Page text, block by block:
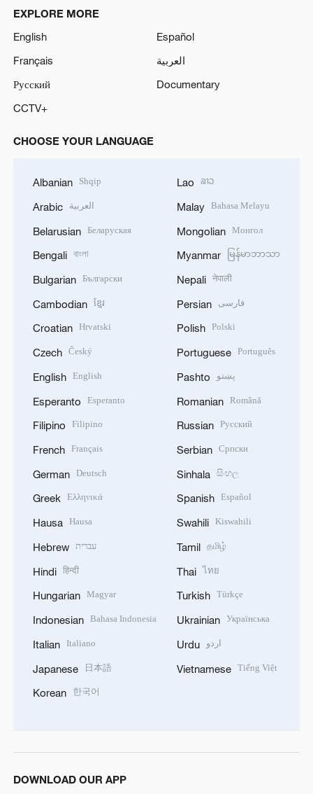
EXPLORE MORE
English
Español
Français
العربية
Русский
Documentary
CCTV+
CHOOSE YOUR LANGUAGE
Albanian Shqip
Arabic العربية
Belarusian Беларуская
Bengali বাংলা
Bulgarian Български
Cambodian ខ្មែរ
Croatian Hrvatski
Czech Český
English English
Esperanto Esperanto
Filipino Filipino
French Français
German Deutsch
Greek Ελληνικά
Hausa Hausa
Hebrew עברית
Hindi हिन्दी
Hungarian Magyar
Indonesian Bahasa Indonesia
Italian Italiano
Japanese 日本語
Korean 한국어
Lao ລາວ
Malay Bahasa Melayu
Mongolian Монгол
Myanmar မြန်မာဘာသာ
Nepali नेपाली
Persian فارسی
Polish Polski
Portuguese Português
Pashto پښتو
Romanian Română
Russian Русский
Serbian Српски
Sinhala සිංහල
Spanish Español
Swahili Kiswahili
Tamil தமிழ்
Thai ไทย
Turkish Türkçe
Ukrainian Українська
Urdu اردو
Vietnamese Tiếng Việt
DOWNLOAD OUR APP